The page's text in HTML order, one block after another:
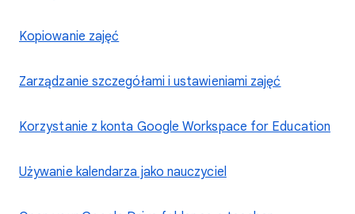
Kopiowanie zajęć
Zarządzanie szczegółami i ustawieniami zajęć
Korzystanie z konta Google Workspace for Education
Używanie kalendarza jako nauczyciel